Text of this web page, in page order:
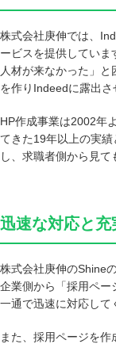
株式会社庚伸では、
ービスを提供していま
人材が来なかった」
を作りIndeedに露出さ
HP作成事業は2002年
てきた19年以上の実
し、求職者側から見て
迅速な対応と
株式会社庚伸のShine
企業側から「採用ペー
一通で迅速に対応して
また、採用ページを